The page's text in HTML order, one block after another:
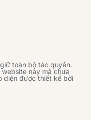
toàn bộ tác quyền.
này mà chưa
diện được thiết kế bởi